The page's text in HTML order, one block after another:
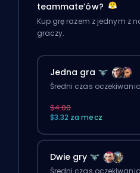
teammate’ów?
Kup grę razem z jednym z
graczy.
Jedna gra
Średni czas
$4.00
$3.32 za mecz
Dwie gry